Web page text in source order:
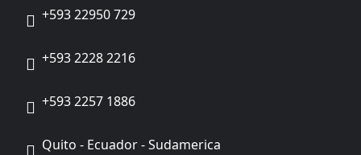
+593 22950 729
+593 2228 2216
+593 2257 1886
Quito - Ecuador - Sudamerica